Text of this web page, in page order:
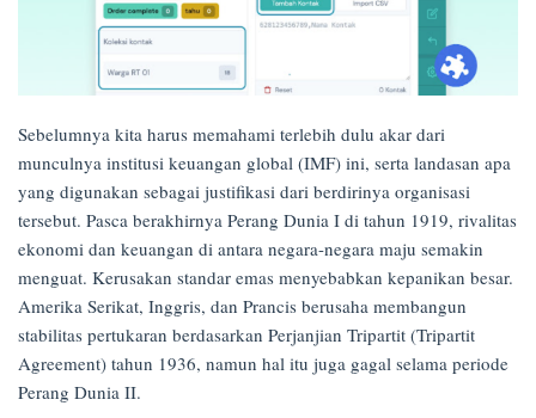
Sebelumnya kita harus memahami terlebih dulu akar dari
munculnya institusi keuangan global (IMF) ini, serta landasan apa
yang digunakan sebagai justifikasi dari berdirinya organisasi
tersebut. Pasca berakhirnya Perang Dunia I di tahun 1919, rivalitas
ekonomi dan keuangan di antara negara-negara maju semakin
menguat. Kerusakan standar emas menyebabkan kepanikan besar.
Amerika Serikat, Inggris, dan Prancis berusaha membangun
stabilitas pertukaran berdasarkan Perjanjian Tripartit (Tripartit
Agreement) tahun 1936, namun hal itu juga gagal selama periode
Perang Dunia II.